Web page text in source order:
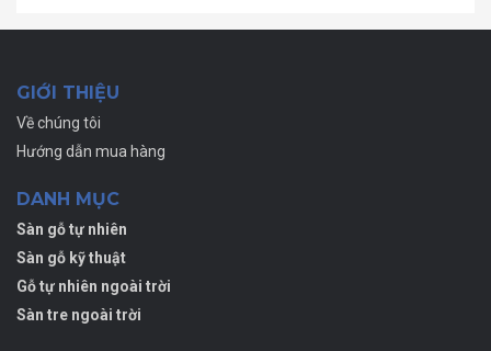
GIỚI THIỆU
Về chúng tôi
Hướng dẫn mua hàng
DANH MỤC
Sàn gỗ tự nhiên
Sàn gỗ kỹ thuật
Gỗ tự nhiên ngoài trời
Sàn tre ngoài trời